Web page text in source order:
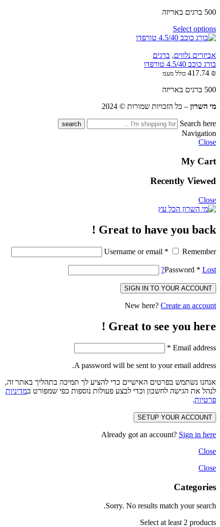
500 ברגים באריזה
Select options
אביזרים נלווים, ברגים
בורג כוכב 4.5/40 טורפדו
417.74 ₪ כולל מעמ
500 ברגים באריזה
מי השרון – כל הזכויות שמורות © 2024
Search here
Navigation
Close
My Cart
Recently Viewed
Close
Great to have you back !
Username or email * Remember
Password * Lost?
SIGN IN TO YOUR ACCOUNT
New here? Create an account
Great to see you here !
Email address
*
A password will be sent to your email address.
אנחנו נשתמש בפרטים האישיים כדי להציע לך תמיכה בתהליך באתר זה,
לנהל את הגישה לחשבון וכדי לבצע פעולות נוספות כפי שמפורט במדיניות
פרטיות.
SETUP YOUR ACCOUNT
Already got an account? Sign in here
Close
Close
Categories
Sorry. No results match your search.
Select at least 2 products